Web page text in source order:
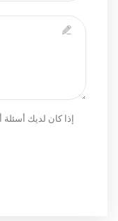
إذا كان لديك